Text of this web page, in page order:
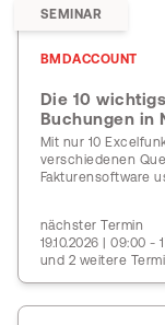
SEMINAR
BMDACCOUNT
Die 10
Buchungen in
Mit nur 10
verschiedenen
Fakturensoftware
nächster Termin
19.10.2026 | 09:00 -
und 2 weitere